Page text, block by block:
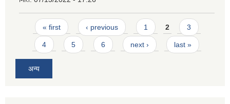
Pages
« first ‹ previous 1 2 3
4 5 6 next › last »
अन्य